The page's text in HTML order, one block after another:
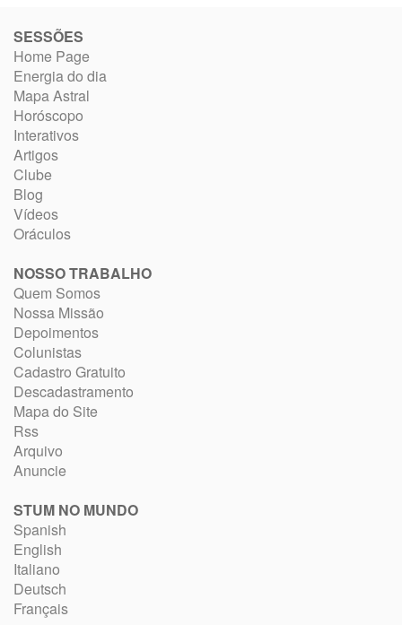
SESSÕES
Home Page
Energia do dia
Mapa Astral
Horóscopo
Interativos
Artigos
Clube
Blog
Vídeos
Oráculos
NOSSO TRABALHO
Quem Somos
Nossa Missão
Depoimentos
Colunistas
Cadastro Gratuito
Descadastramento
Mapa do Site
Rss
Arquivo
Anuncie
STUM NO MUNDO
Spanish
English
Italiano
Deutsch
Français